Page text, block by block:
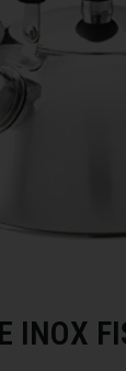
INOX